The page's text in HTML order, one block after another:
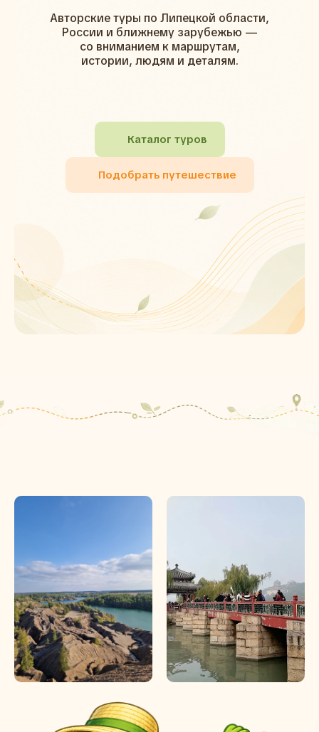
Авторские туры по Липецкой области,
России и ближнему зарубежью —
со вниманием к маршрутам,
истории, людям и деталям.
Каталог туров
Подобрать путешествие